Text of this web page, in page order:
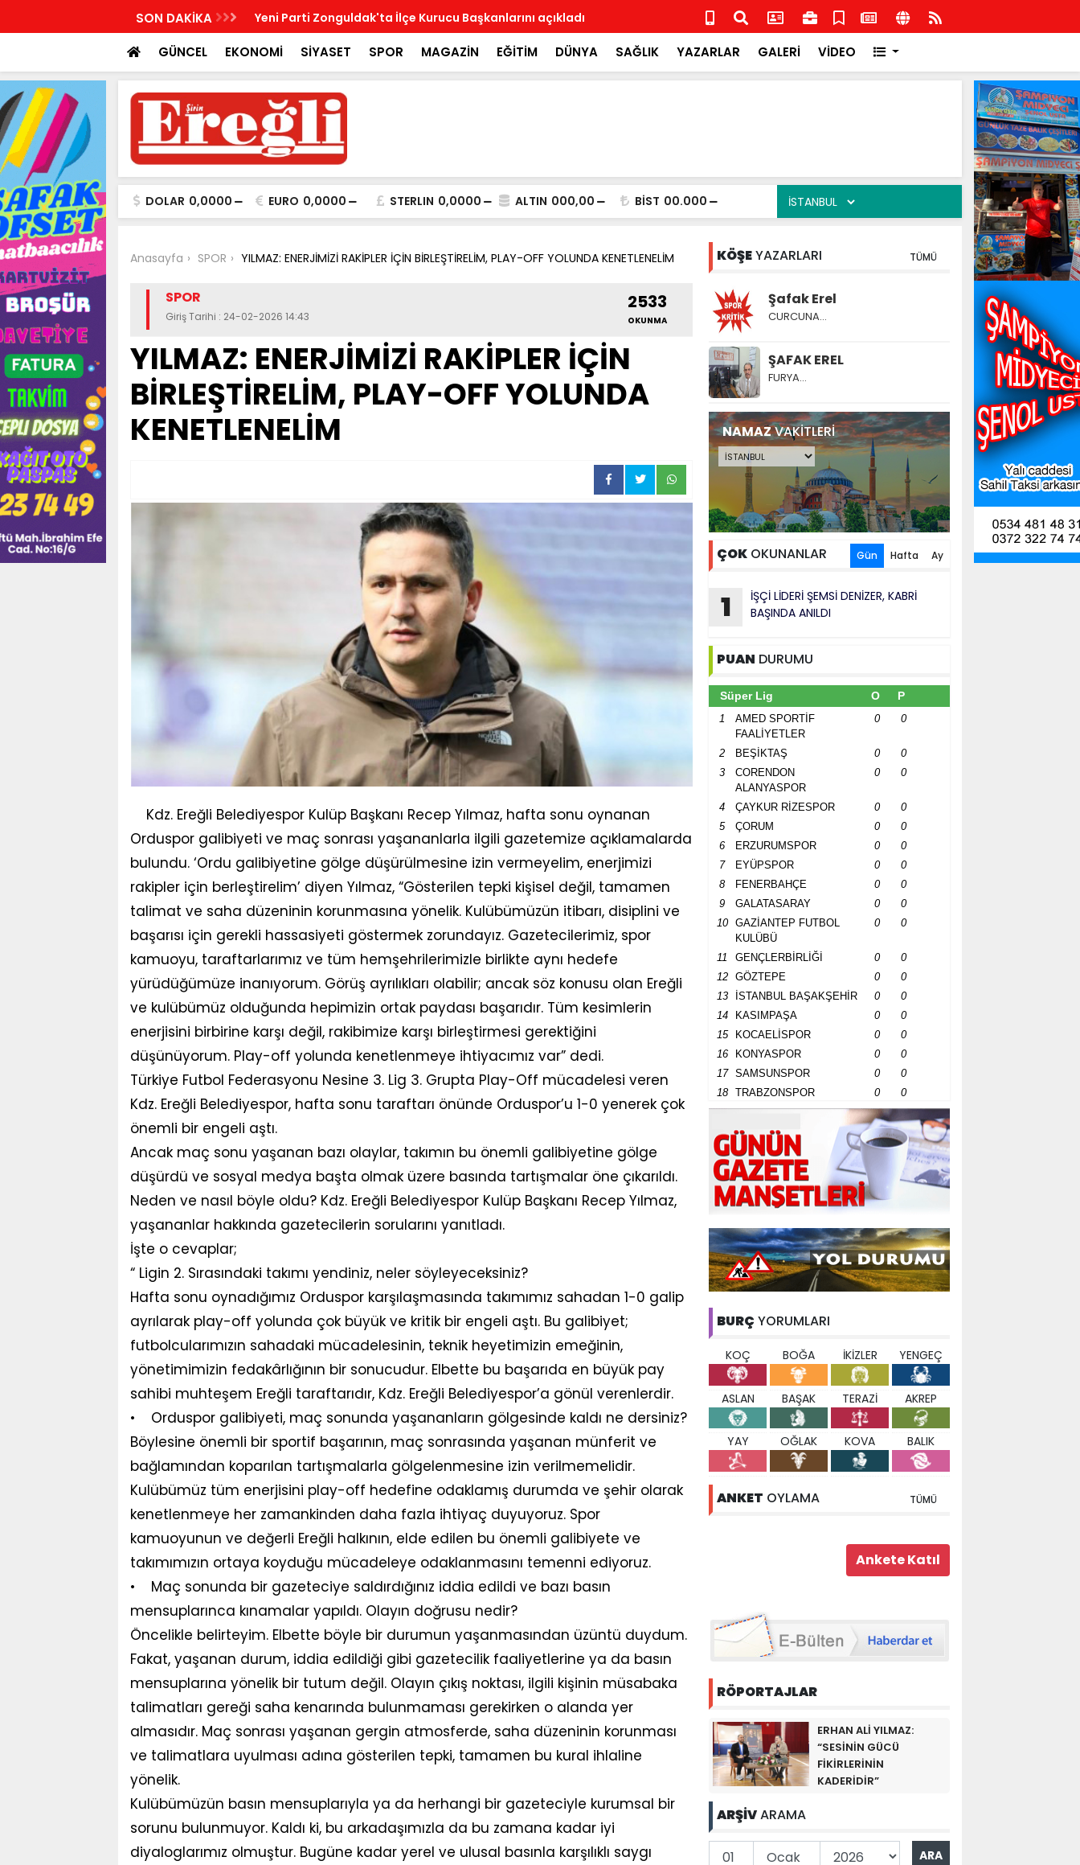
SON DAKİKA Yeni Parti Zonguldak'ta İlçe Kurucu Başkanlarını açıkladı MHP İlçe Teşkilatından İlçe Milli Eğitim Müdürlüğüne ziyaret
GÜNCEL EKONOMİ SİYASET SPOR MAGAZİN EĞİTİM DÜNYA SAĞLIK YAZARLAR GALERİ VİDEO
DOLAR 0,0000 EURO 0,0000 STERLIN 0,0000 ALTIN 000,00 BİST 00.000
Anasayfa SPOR YILMAZ: ENERJİMİZİ RAKİPLER İÇİN BİRLEŞTİRELİM, PLAY-OFF YOLUNDA KENETLENELİM
SPOR
Giriş Tarihi : 24-02-2026 14:43
2533
OKUNMA
YILMAZ: ENERJİMİZİ RAKİPLER İÇİN
BİRLEŞTİRELİM, PLAY-OFF YOLUNDA
KENETLENELİM
Kdz. Ereğli Belediyespor Kulüp Başkanı Recep Yılmaz, hafta sonu oynanan
Orduspor galibiyeti ve maç sonrası yaşananlarla ilgili gazetemize açıklamalarda
bulundu. ‘Ordu galibiyetine gölge düşürülmesine izin vermeyelim, enerjimizi
rakipler için berleştirelim’ diyen Yılmaz, “Gösterilen tepki kişisel değil, tamamen
talimat ve saha düzeninin korunmasına yönelik. Kulübümüzün itibarı, disiplini ve
başarısı için gerekli hassasiyeti göstermek zorundayız. Gazetecilerimiz, spor
kamuoyu, taraftarlarımız ve tüm hemşehrilerimizle birlikte aynı hedefe
yürüdüğümüze inanıyorum. Görüş ayrılıkları olabilir; ancak söz konusu olan Ereğli
ve kulübümüz olduğunda hepimizin ortak paydası başarıdır. Tüm kesimlerin
enerjisini birbirine karşı değil, rakibimize karşı birleştirmesi gerektiğini
düşünüyorum. Play-off yolunda kenetlenmeye ihtiyacımız var” dedi.
Türkiye Futbol Federasyonu Nesine 3. Lig 3. Grupta Play-Off mücadelesi veren
Kdz. Ereğli Belediyespor, hafta sonu taraftarı önünde Orduspor’u 1-0 yenerek çok
önemli bir engeli aştı.
Ancak maç sonu yaşanan bazı olaylar, takımın bu önemli galibiyetine gölge
düşürdü ve sosyal medya başta olmak üzere basında tartışmalar öne çıkarıldı.
Neden ve nasıl böyle oldu? Kdz. Ereğli Belediyespor Kulüp Başkanı Recep Yılmaz,
yaşananlar hakkında gazetecilerin sorularını yanıtladı.
İşte o cevaplar;
“ Ligin 2. Sırasındaki takımı yendiniz, neler söyleyeceksiniz?
Hafta sonu oynadığımız Orduspor karşılaşmasında takımımız sahadan 1-0 galip
ayrılarak play-off yolunda çok büyük ve kritik bir engeli aştı. Bu galibiyet;
futbolcularımızın sahadaki mücadelesinin, teknik heyetimizin emeğinin,
yönetimimizin fedakârlığının bir sonucudur. Elbette bu başarıda en büyük pay
sahibi muhteşem Ereğli taraftarıdır, Kdz. Ereğli Belediyespor’a gönül verenlerdir.
• Orduspor galibiyeti, maç sonunda yaşananların gölgesinde kaldı ne dersiniz?
Böylesine önemli bir sportif başarının, maç sonrasında yaşanan münferit ve
bağlamından koparılan tartışmalarla gölgelenmesine izin verilmemelidir.
Kulübümüz tüm enerjisini play-off hedefine odaklamış durumda ve şehir olarak
kenetlenmeye her zamankinden daha fazla ihtiyaç duyuyoruz. Spor
kamuoyunun ve değerli Ereğli halkının, elde edilen bu önemli galibiyete ve
takımımızın ortaya koyduğu mücadeleye odaklanmasını temenni ediyoruz.
• Maç sonunda bir gazeteciye saldırdığınız iddia edildi ve bazı basın
mensuplarınca kınamalar yapıldı. Olayın doğrusu nedir?
Öncelikle belirteyim. Elbette böyle bir durumun yaşanmasından üzüntü duydum.
Fakat, yaşanan durum, iddia edildiği gibi gazetecilik faaliyetlerine ya da basın
mensuplarına yönelik bir tutum değil. Olayın çıkış noktası, ilgili kişinin müsabaka
talimatları gereği saha kenarında bulunmaması gerekirken o alanda yer
almasıdır. Maç sonrası yaşanan gergin atmosferde, saha düzeninin korunması
ve talimatlara uyulması adına gösterilen tepki, tamamen bu kural ihlaline
yönelik.
Kulübümüzün basın mensuplarıyla ya da herhangi bir gazeteciyle kurumsal bir
sorunu bulunmuyor. Kaldı ki, bu arkadaşımızla da bu zamana kadar iyi
diyaloglarımız olmuştur. Bugüne kadar yerel ve ulusal basınla karşılıklı saygı
KÖŞEYAZARLARI TÜMÜ
Şafak Erel
CURCUNA…
ŞAFAK EREL
FURYA…
NAMAZVAKİTLERİ
ÇOK OKUNANLAR Gün Hafta Ay
1
İŞÇİ LİDERİ ŞEMSİ DENİZER, KABRİ
BAŞINDA ANILDI
PUAN DURUMU
Süper Lig O P
1
AMED SPORTİF
FAALİYETLER
0 0
2 BEŞİKTAŞ 0
0
3
CORENDON
ALANYASPOR
0 0
4 ÇAYKUR RİZESPOR 0
0
5
ÇORUM 0
0
6
ERZURUMSPOR 0
0
7
EYÜPSPOR 0
0
8
FENERBAHÇE 0
0
9
GALATASARAY 0
0
10
GAZİANTEP FUTBOL
KULÜBÜ
0 0
11 GENÇLERBİRLİĞİ 0
0
12
GÖZTEPE 0
0
13
İSTANBUL BAŞAKŞEHİR 0
0
14
KASIMPAŞA 0
0
15
KOCAELİSPOR 0
0
16
KONYASPOR 0
0
17
SAMSUNSPOR 0
0
18
TRABZONSPOR 0 0
BURÇ YORUMLARI
KOÇ BOĞA İKİZLER YENGEÇ
ASLAN BAŞAK TERAZİ AKREP
YAY OĞLAK KOVA BALIK
ANKET OYLAMA TÜMÜ
RÖPORTAJLAR
ERHAN ALİ YILMAZ:
“SESİNİN GÜCÜ
FİKİRLERİNİN
KADERİDİR”
ARŞİVARAMA